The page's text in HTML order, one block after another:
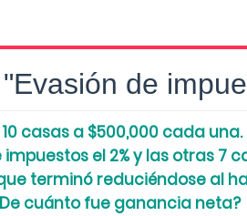
de
casas a $500,000 cada
el 2% y las otras 7
terminó reduciéndose al
cuánto fue ganancia neta?